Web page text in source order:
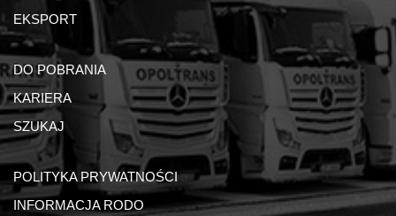
EKSPORT
DO POBRANIA
KARIERA
SZUKAJ
POLITYKA PRYWATNOŚCI
INFORMACJA RODO